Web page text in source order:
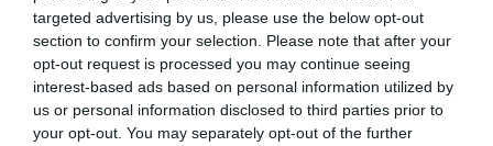
targeted advertising by us, please use the below opt-out
section to confirm your selection. Please note that after your
opt-out request is processed you may continue seeing
interest-based ads based on personal information utilized by
us or personal information disclosed to third parties prior to
your opt-out. You may separately opt-out of the further
INTERNACIONAL
Primarias presidenciales demócratas 2028. El
icono LGTBIQ+ Pete Buttigieg regresa a
escena y lo hace con las peores propuestas de
Biden